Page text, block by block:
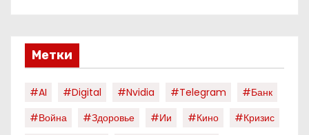
Метки
#AI #digital #nvidia #telegram
#банк
#война
#здоровье #ии #кино
#кризис